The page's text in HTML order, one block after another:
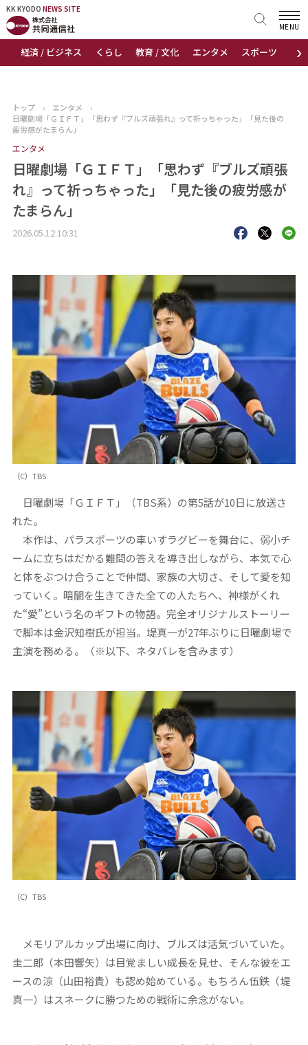
KK KYODO NEWS SITE
›
経済 / ビジネス くらし 教育 / 文化 エンタメ スポーツ 地域
MENU
KK KYODONEWS SITE
トップページ
ニュース
おすすめコンテンツ
出版物
会社概要
トップ › エンタメ
›
日曜劇場「ＧＩＦＴ」「思わず『ブルズ頑張れ』って祈っちゃった」「見た後の
疲労感がたまらん」
エンタメ
日曜劇場「ＧＩＦＴ」「思わず『ブルズ頑張
れ』って祈っちゃった」「見た後の疲労感が
たまらん」
2026.05.12 10:31
（C）TBS
日曜劇場「ＧＩＦＴ」（TBS系）の第5話が10日に放送さ
れた。
本作は、パラスポーツの車いすラグビーを舞台に、弱小チ
ームに立ちはだかる難問の答えを導き出しながら、本気で心
と体をぶつけ合うことで仲間、家族の大切さ、そして愛を知
っていく。暗闇を生きてきた全ての人たちへ、神様がくれ
た“愛”という名のギフトの物語。完全オリジナルストーリー
で脚本は金沢知樹氏が担当。堤真一が27年ぶりに日曜劇場で
主演を務める。（※以下、ネタバレを含みます）
（C）TBS
メモリアルカップ出場に向け、ブルズは活気づいていた。
圭二郎（本田響矢）は目覚ましい成長を見せ、そんな彼をエ
ースの涼（山田裕貴）も認め始めている。もちろん伍鉄（堤
真一）はスネークに勝つための戦術に余念がない。